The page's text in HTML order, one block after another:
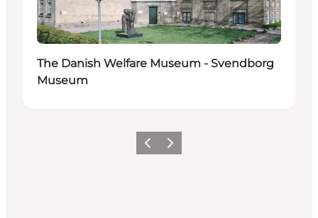
Hållbar
The Danish Welfare Museum - Svendborg
Museum
Föregående
Nästa